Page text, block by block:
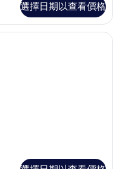
選擇日期以查看價格
人房, 花園景觀 | 客房內保險箱